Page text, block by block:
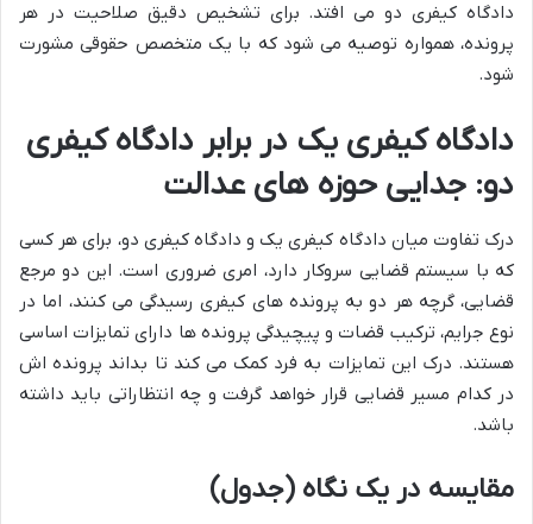
دادگاه کیفری دو می افتد. برای تشخیص دقیق صلاحیت در هر
پرونده، همواره توصیه می شود که با یک متخصص حقوقی مشورت
شود.
دادگاه کیفری یک در برابر دادگاه کیفری
دو: جدایی حوزه های عدالت
درک تفاوت میان دادگاه کیفری یک و دادگاه کیفری دو، برای هر کسی
که با سیستم قضایی سروکار دارد، امری ضروری است. این دو مرجع
قضایی، گرچه هر دو به پرونده های کیفری رسیدگی می کنند، اما در
نوع جرایم، ترکیب قضات و پیچیدگی پرونده ها دارای تمایزات اساسی
هستند. درک این تمایزات به فرد کمک می کند تا بداند پرونده اش
در کدام مسیر قضایی قرار خواهد گرفت و چه انتظاراتی باید داشته
باشد.
مقایسه در یک نگاه (جدول)